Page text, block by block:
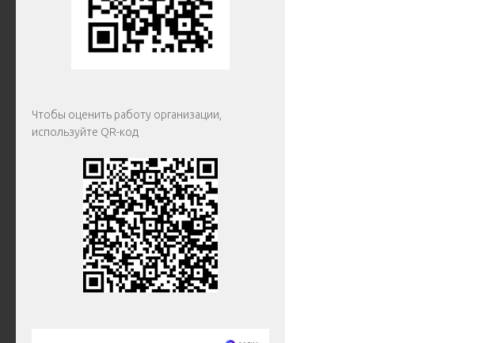
Чтобы оценить работу организации,
используйте QR-код